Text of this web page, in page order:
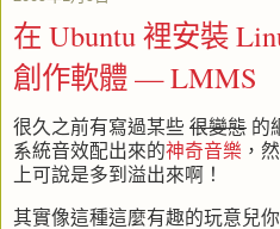
在 Ubuntu 裡安裝
創作軟體 — LMMS
很久之前有寫過某些 很變態 的
系統音效配出來的神奇音樂 ，
上可說是多到溢出來啊！
其實像這種這麼有趣的玩意兒